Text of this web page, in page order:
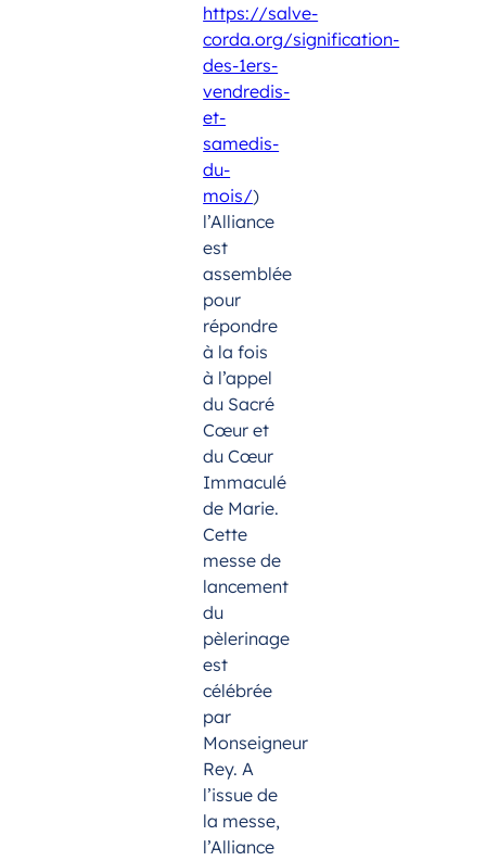
https://salve-
corda.org/signification-
des-1ers-
vendredis-
et-
samedis-
du-
mois/)
l’Alliance
est
assemblée
pour
répondre
à la fois
à l’appel
du Sacré
Cœur et
du Cœur
Immaculé
de Marie.
Cette
messe de
lancement
du
pèlerinage
est
célébrée
par
Monseigneur
Rey. A
l’issue de
la messe,
l’Alliance